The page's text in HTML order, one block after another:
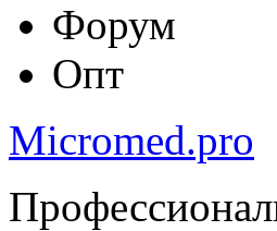
Форум
Опт
Micromed.pro